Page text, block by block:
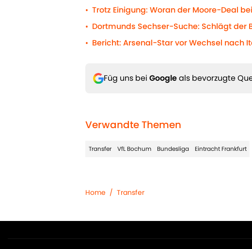
• Trotz Einigung: Woran der Moore-Deal
• Dortmunds Sechser-Suche: Schlägt der
• Bericht: Arsenal-Star vor Wechsel nach
Füg uns bei Googleals bevorzugte
Verwandte Themen
Transfer VfL Bochum Bundesliga Eintracht Frankfurt
Home / Transfer